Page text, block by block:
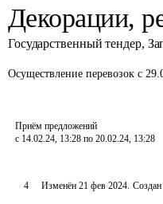
Декорации,
Государственный тендер,
Осуществление перевозок с
Приём предложений
с 14.02.24, 13:28 по 20.02.24, 13:28
4 Изменён 21 фев 2024. Создан